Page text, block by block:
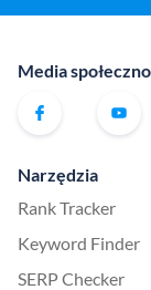
Media
Narzędzia
Rank Tracker
Keyword Finder
SERP Checker